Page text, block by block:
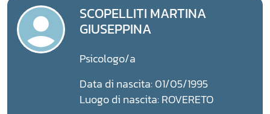
SCOPELLITI MARTINA
GIUSEPPINA
Psicologo/a
Data di nascita: 01/05/1995
Luogo di nascita: ROVERETO